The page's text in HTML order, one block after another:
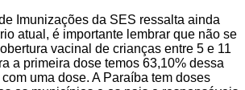
Imunizações da SES ressalta ainda
atual, é importante lembrar que não se
vacinal de crianças entre 5 e 11
a primeira dose temos 63,10% dessa
uma dose. A Paraíba tem doses